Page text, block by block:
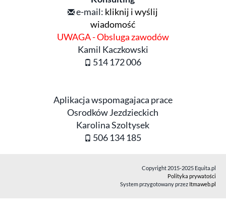
e-mail: kliknij i wyślij
wiadomość
UWAGA - Obsluga zawodów
Kamil Kaczkowski
514 172 006
Aplikacja wspomagajaca prace
Osrodków Jezdzieckich
Karolina Szoltysek
506 134 185
Copyright 2015-2025 Equita.pl
Polityka prywatości
System przygotowany przez Itmaweb.pl